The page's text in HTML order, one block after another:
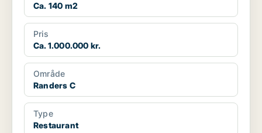
Ca. 140 m2
Pris
Ca. 1.000.000 kr.
Område
Randers C
Type
Restaurant